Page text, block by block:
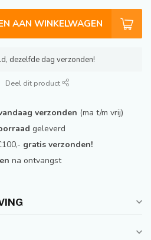
AAN WINKELWAGEN
dezelfde dag verzonden!
Deel dit product
verzonden (ma t/m vrij)
geleverd
gratis verzonden!
na ontvangst